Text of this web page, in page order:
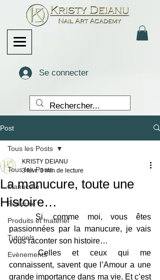
Se connecter
Post
Tous les Posts
Manucure
Pédicure
Produits et matériel
Tutoriels
Evènements
Tous les Posts
La manucure, toute une
Histoire…
KRISTY DEIANU
3 févr. 3 min de lecture
	Si, comme moi, vous êtes
passionnées par la manucure, je vais
vous raconter son histoire…
	Celles et ceux qui me
connaissent, savent que l’Amour a une
grande importance dans ma vie. Et c’est